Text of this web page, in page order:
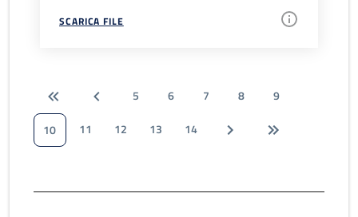
SCARICA FILE
5 6 7 8
9
10
11 12 13 14